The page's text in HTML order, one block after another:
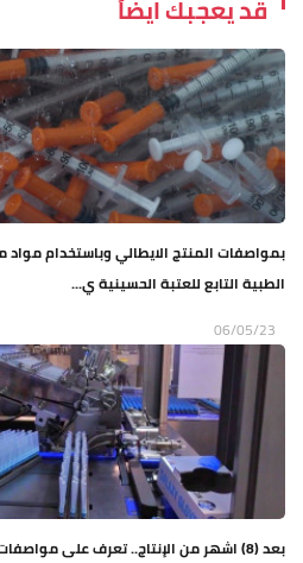
قد يعجبك ايضاً
بمواصفات المنتج الايطالي وباستخدام
الطبية التابع للعتبة الحسينية ي...
06/05/23
بعد (8) اشهر من الإنتاج.. تعرف على